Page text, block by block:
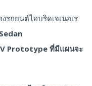
ยนต์ไฮบริดเจเนอเร
Prototype ที่มีแผนจะ